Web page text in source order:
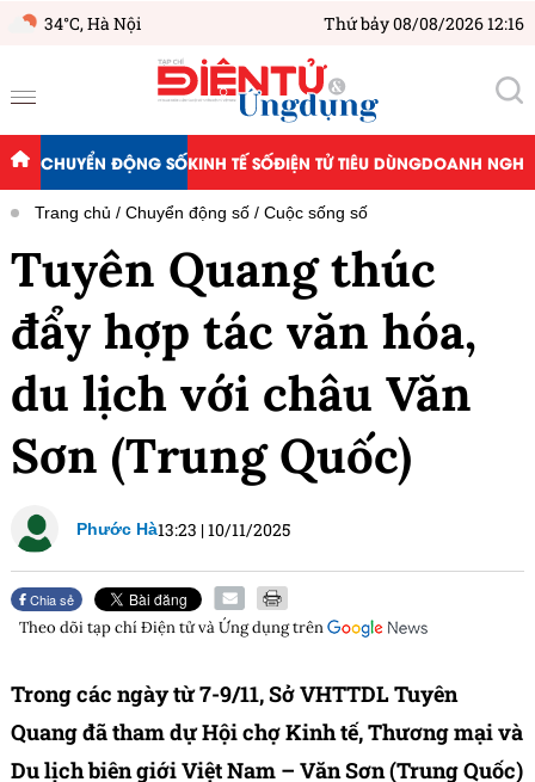
34°C,Hà Nội Thứ bảy 08/08/2026 12:16
CHUYỂN ĐỘNG SỐKINH TẾ SỐĐIỆN TỬ TIÊU DÙNGDOANH
Trang chủ Chuyển động số Cuộc sống số
Tuyên Quang thúc
đẩy hợp tác văn hóa,
du lịch với châu Văn
Sơn (Trung Quốc)
Phước Hà13:23 |10/11/2025
Chia sẻ
Theo dõi tạp chíĐiện tử và Ứng dụngtrên
Trong các ngày từ 7-9/11, Sở VHTTDL Tuyên
Quang đã tham dự Hội chợ Kinh tế, Thương mại và
Du lịch biên giới Việt Nam – Văn Sơn (Trung Quốc)